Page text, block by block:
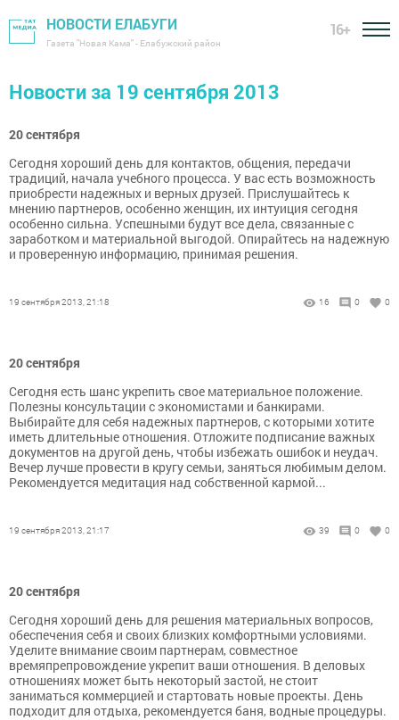
НОВОСТИ ЕЛАБУГИ
Газета "Новая Кама" - Елабужский район
16+
Новости за 19 сентября 2013
20 сентября
Сегодня хороший день для контактов, общения, передачи
традиций, начала учебного процесса. У вас есть возможность
приобрести надежных и верных друзей. Прислушайтесь к
мнению партнеров, особенно женщин, их интуиция сегодня
особенно сильна. Успешными будут все дела, связанные с
заработком и материальной выгодой. Опирайтесь на надежную
и проверенную информацию, принимая решения.
19 сентября 2013, 21:18 16 0 0
20 сентября
Сегодня есть шанс укрепить свое материальное положение.
Полезны консультации с экономистами и банкирами.
Выбирайте для себя надежных партнеров, с которыми хотите
иметь длительные отношения. Отложите подписание важных
документов на другой день, чтобы избежать ошибок и неудач.
Вечер лучше провести в кругу семьи, заняться любимым делом.
Рекомендуется медитация над собственной кармой...
19 сентября 2013, 21:17 39 0 0
20 сентября
Сегодня хороший день для решения материальных вопросов,
обеспечения себя и своих близких комфортными условиями.
Уделите внимание своим партнерам, совместное
времяпрепровождение укрепит ваши отношения. В деловых
отношениях может быть некоторый застой, не стоит
заниматься коммерцией и стартовать новые проекты. День
подходит для отдыха, рекомендуется баня, водные процедуры.